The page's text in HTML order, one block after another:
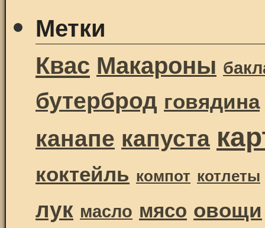
Метки
Квас Макароны
бутерброд говядина
канапе капуста
коктейль компот котлеты
лук масло мясо овощи